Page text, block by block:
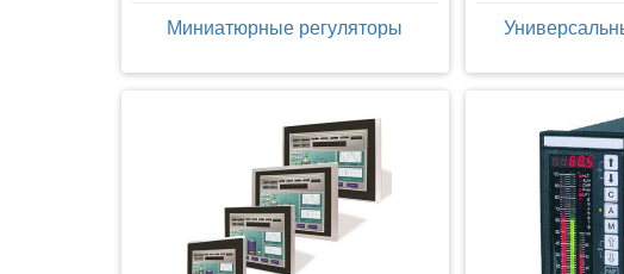
Миниатюрные регуляторы